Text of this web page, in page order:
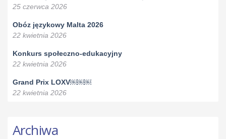
25 czerwca 2026
Obóz językowy Malta 2026
22 kwietnia 2026
Konkurs społeczno-edukacyjny
22 kwietnia 2026
Grand Prix LOXV￼￼￼
22 kwietnia 2026
Archiwa